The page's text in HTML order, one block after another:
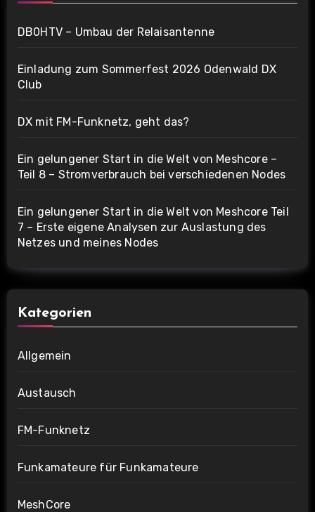
DB0HTV – Umbau der Relaisantenne
Einladung zum Sommerfest 2026 Odenwald DX
Club
DX mit FM-Funknetz, geht das?
Ein gelungener Start in die Welt von Meshcore –
Teil 8 – Stromverbrauch bei verschiedenen Nodes
Ein gelungener Start in die Welt von Meshcore Teil
7 – Erste eigene Analysen zur Auslastung des
Netzes und meines Nodes
Kategorien
Allgemein
Austausch
FM-Funknetz
Funkamateure für Funkamateure
MeshCore